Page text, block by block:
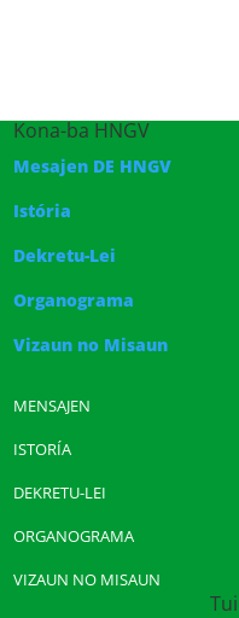
Kona-ba HNGV
Mesajen DE HNGV
Istória
Dekretu-Lei
Organograma
Vizaun no Misaun
MENSAJEN
ISTORÍA
DEKRETU-LEI
ORGANOGRAMA
VIZAUN NO MISAUN